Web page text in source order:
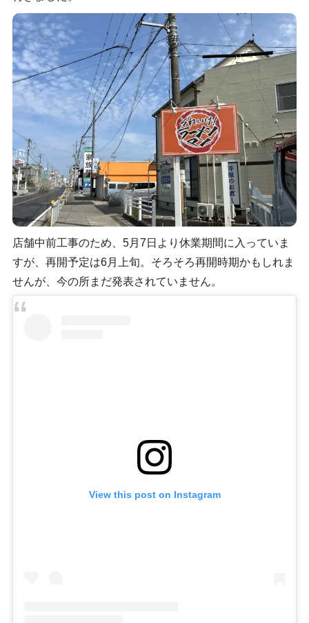
店舗中前工事のため、5月7日より休業期間に入っていま
すが、再開予定は6月上旬。そろそろ再開時期かもしれま
せんが、今の所まだ発表されていません。
View this post on Instagram